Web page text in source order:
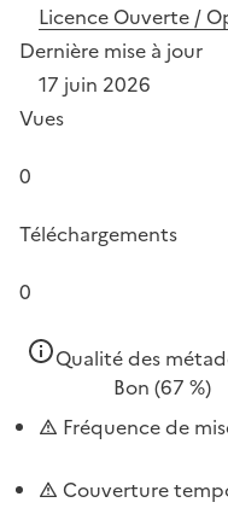
Licence Ouverte /
Dernière mise à jour
17 juin 2026
Vues
0
Téléchargements
0
Qualité des
Bon (67 %)
Fréquence de
Couverture